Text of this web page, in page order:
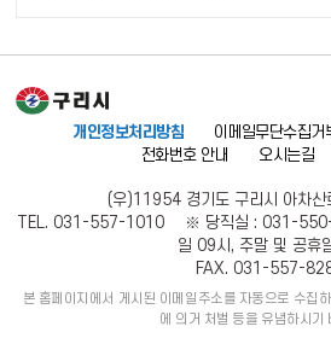
개인정보처리방침 이메일무단수집거
전화번호 안내
오시는길
(우)11954 경기도 구리시 아차
TEL. 031-557-1010 ※ 당직실 : 031-
일 09시, 주말 및 공휴
FAX. 031-557-
본 홈페이지에서 게시된 이메일주소를 자동으로 수집
에 의거 처벌 등을 유념하시기